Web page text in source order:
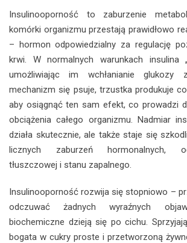
Insulinooporność to zaburzenie
komórki organizmu przestają prawidłowo
– hormon odpowiedzialny za regulację
krwi. W normalnych warunkach insulina
umożliwiając im wchłanianie
mechanizm się psuje, trzustka produkuje
aby osiągnąć ten sam efekt, co prowadzi
obciążenia całego organizmu. Nadmiar
działa skutecznie, ale także staje się
licznych zaburzeń hormonalnych,
tłuszczowej i stanu zapalnego.
Insulinooporność rozwija się stopniowo –
odczuwać żadnych wyraźnych
biochemiczne dzieją się po cichu.
bogata w cukry proste i przetworzoną